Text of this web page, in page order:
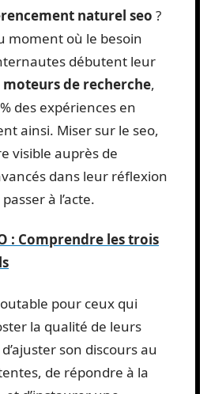
naturel seo ?
moment où le besoin
débutent leur
moteurs de recherche,
des expériences en
ainsi. Miser sur le seo,
visible auprès de
dans leur réflexion
à l’acte.
: Comprendre les trois
pour ceux qui
la qualité de leurs
son discours au
de répondre à la